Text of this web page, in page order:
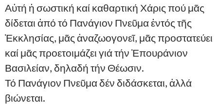
Αὐτή ἡ σωστική καί καθαρτική Χάρις πού μᾶς
δίδεται ἀπό τό Πανάγιον Πνεῦμα ἐντός τῆς
Ἐκκλησίας, μᾶς ἀναζωογονεῖ, μᾶς προστατεύει
καί μᾶς προετοιμάζει γιά τήν Ἐπουράνιον
Βασιλείαν, δηλαδή τήν Θέωσιν.
Τό Πανάγιον Πνεῦμα δέν διδάσκεται, ἀλλά
βιώνεται.